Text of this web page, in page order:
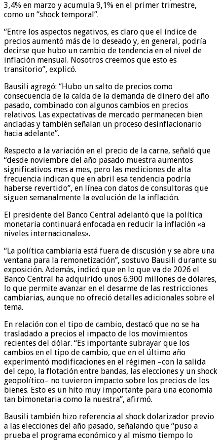
3,4% en marzo y acumula 9,1% en el primer trimestre,
como un “shock temporal”.
“Entre los aspectos negativos, es claro que el índice de
precios aumentó más de lo deseado y, en general, podría
decirse que hubo un cambio de tendencia en el nivel de
inflación mensual. Nosotros creemos que esto es
transitorio”, explicó.
Bausili agregó: “Hubo un salto de precios como
consecuencia de la caída de la demanda de dinero del año
pasado, combinado con algunos cambios en precios
relativos. Las expectativas de mercado permanecen bien
ancladas y también señalan un proceso desinflacionario
hacia adelante”.
Respecto a la variación en el precio de la carne, señaló que
“desde noviembre del año pasado muestra aumentos
significativos mes a mes, pero las mediciones de alta
frecuencia indican que en abril esa tendencia podría
haberse revertido”, en línea con datos de consultoras que
siguen semanalmente la evolución de la inflación.
El presidente del Banco Central adelantó que la política
monetaria continuará enfocada en reducir la inflación «a
niveles internacionales».
“La política cambiaria está fuera de discusión y se abre una
ventana para la remonetización”, sostuvo Bausili durante su
exposición. Además, indicó que en lo que va de 2026 el
Banco Central ha adquirido unos 6.900 millones de dólares,
lo que permite avanzar en el desarme de las restricciones
cambiarias, aunque no ofreció detalles adicionales sobre el
tema.
En relación con el tipo de cambio, destacó que no se ha
trasladado a precios el impacto de los movimientos
recientes del dólar. “Es importante subrayar que los
cambios en el tipo de cambio, que en el último año
experimentó modificaciones en el régimen –con la salida
del cepo, la flotación entre bandas, las elecciones y un shock
geopolítico– no tuvieron impacto sobre los precios de los
bienes. Esto es un hito muy importante para una economía
tan bimonetaria como la nuestra”, afirmó.
Bausili también hizo referencia al shock dolarizador previo
a las elecciones del año pasado, señalando que “puso a
prueba el programa económico y al mismo tiempo lo